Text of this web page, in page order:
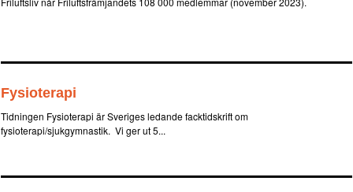
Fysioterapi
Tidningen Fysioterapi är Sveriges ledande facktidskrift om
fysioterapi/sjukgymnastik. Vi ger ut 5...